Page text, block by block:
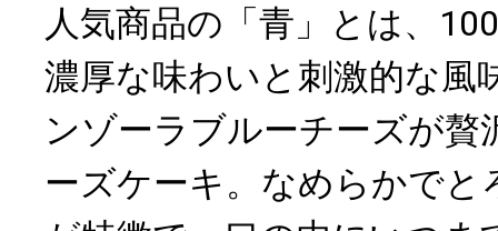
人気商品の「青」とは、
濃厚な味わいと刺激的な風
ンゾーラブルーチーズが贅
ーズケーキ。なめらかでと